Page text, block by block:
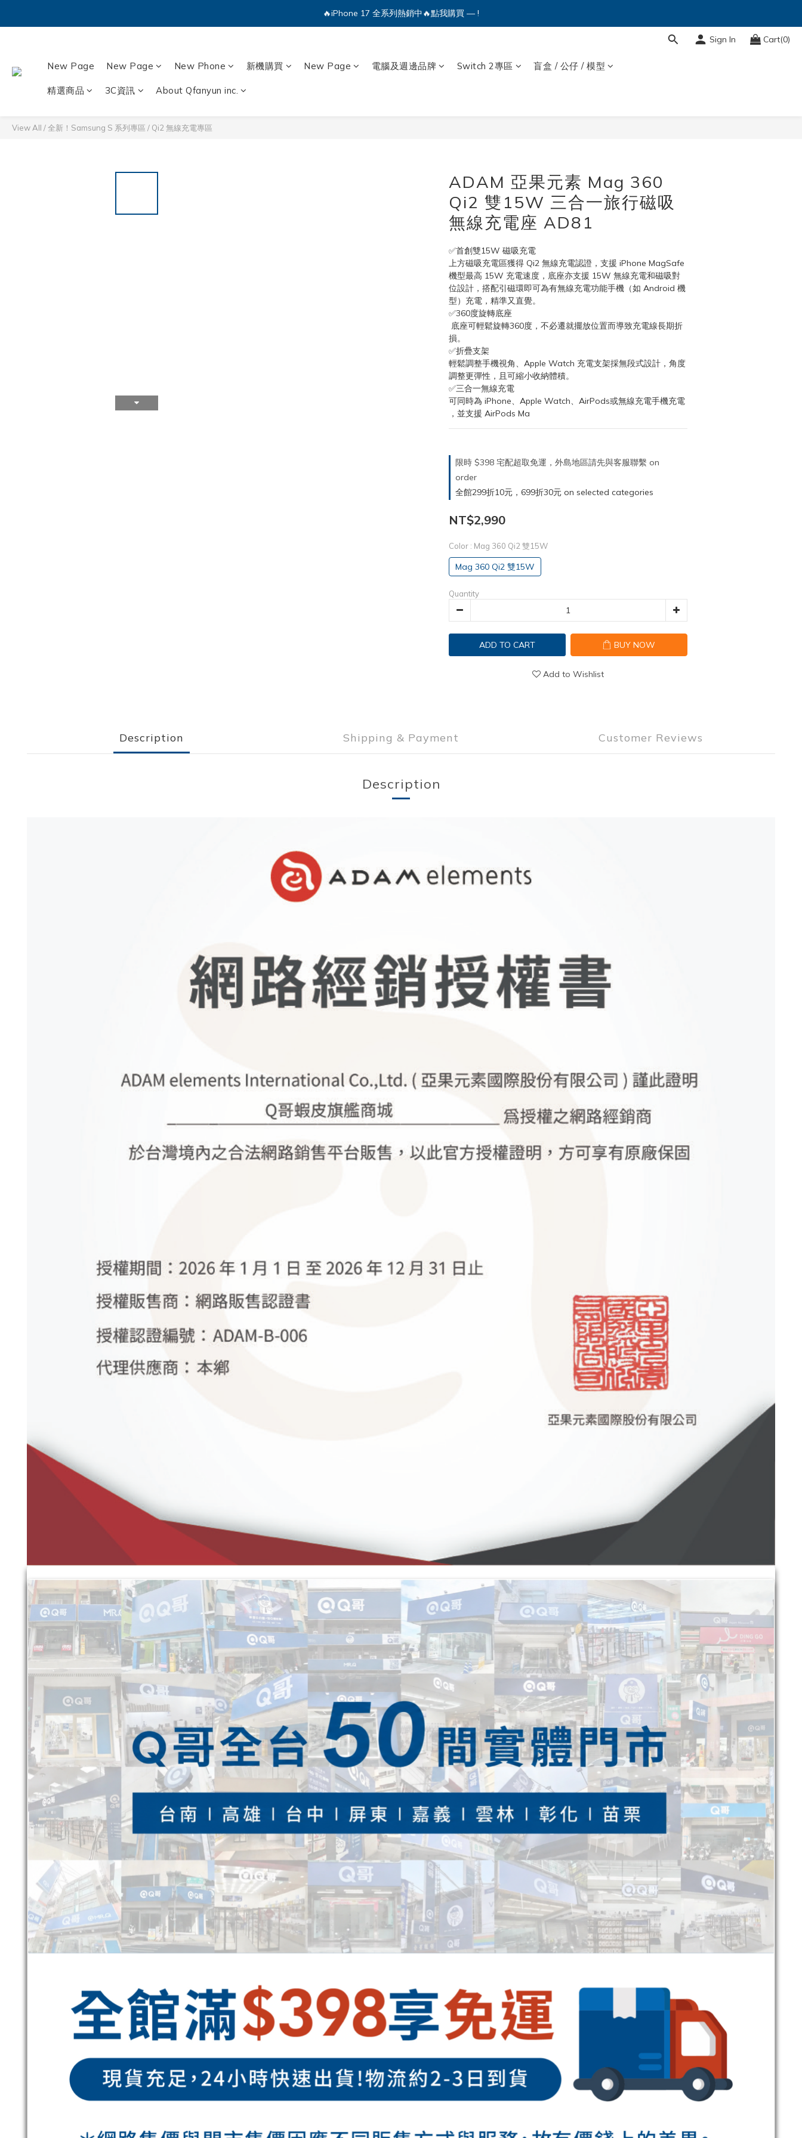
🔥iPhone 17 全系列熱銷中🔥點我購買 — !
💕加入Q哥 Line 新好友領優惠券！🎫
Sign In Cart(0)
New Page New Page New Phone 新機購買 New Page 電腦及週邊品牌 Switch 2專區 盲盒 / 公仔 / 模型
精選商品 3C資訊 About Qfanyun inc.
View All /全新！Samsung S 系列專區 / Qi2 無線充電專區
ADAM 亞果元素 Mag 360
Qi2 雙15W 三合一旅行磁吸
無線充電座 AD81
✅首創雙15W 磁吸充電
上方磁吸充電區獲得 Qi2 無線充電認證，支援 iPhone MagSafe
機型最高 15W 充電速度，底座亦支援 15W 無線充電和磁吸對
位設計，搭配引磁環即可為有無線充電功能手機（如 Android 機
型）充電，精準又直覺。
✅360度旋轉底座
損。
✅折疊支架
輕鬆調整手機視角、Apple Watch 充電支架採無段式設計，角度
調整更彈性，且可縮小收納體積。
✅三合一無線充電
可同時為 iPhone、Apple Watch、AirPods或無線充電手機充電
，並支援 AirPods Ma
限時 $398 宅配超取免運，外島地區請先與客服聯繫 on
order
全館299折10元，699折30元 on selected categories
NT$2,990
Color : Mag 360 Qi2 雙15W
Mag 360 Qi2 雙15W
Quantity
ADD TO CART BUY NOW
Add to Wishlist
Description Shipping & Payment Customer Reviews
Description